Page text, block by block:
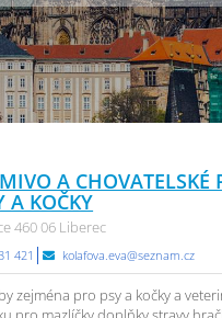
A CHOVATELSKÉ
A KOČKY
460 06 Liberec
421 kolafova.eva@seznam.cz
zejména pro psy a kočky a